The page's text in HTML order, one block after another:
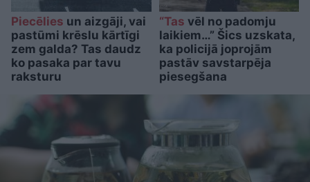
Piecēlies un aizgāji, vai
pastūmi krēslu kārtīgi
zem galda? Tas daudz
ko pasaka par tavu
raksturu
“Tas vēl no padomju
laikiem…” Šics uzskata,
ka policijā joprojām
pastāv savstarpēja
piesegšana